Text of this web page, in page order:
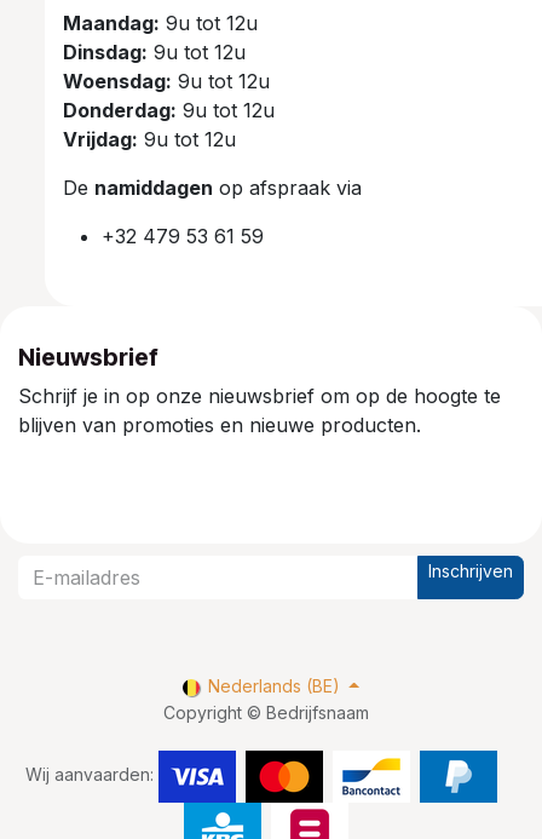
Maandag: 9u tot 12u
Dinsdag: 9u tot 12u
Woensdag: 9u tot 12u
Donderdag: 9u tot 12u
Vrijdag: 9u tot 12u
De namiddagen op afspraak via
+32 479 53 61 59
Nieuwsbrief
Schrijf je in op onze nieuwsbrief om op de hoogte te
blijven van promoties en nieuwe producten.
Inschrijven
Copyright © Bedrijfsnaam
Wij aanvaarden:
Nederlands (BE)